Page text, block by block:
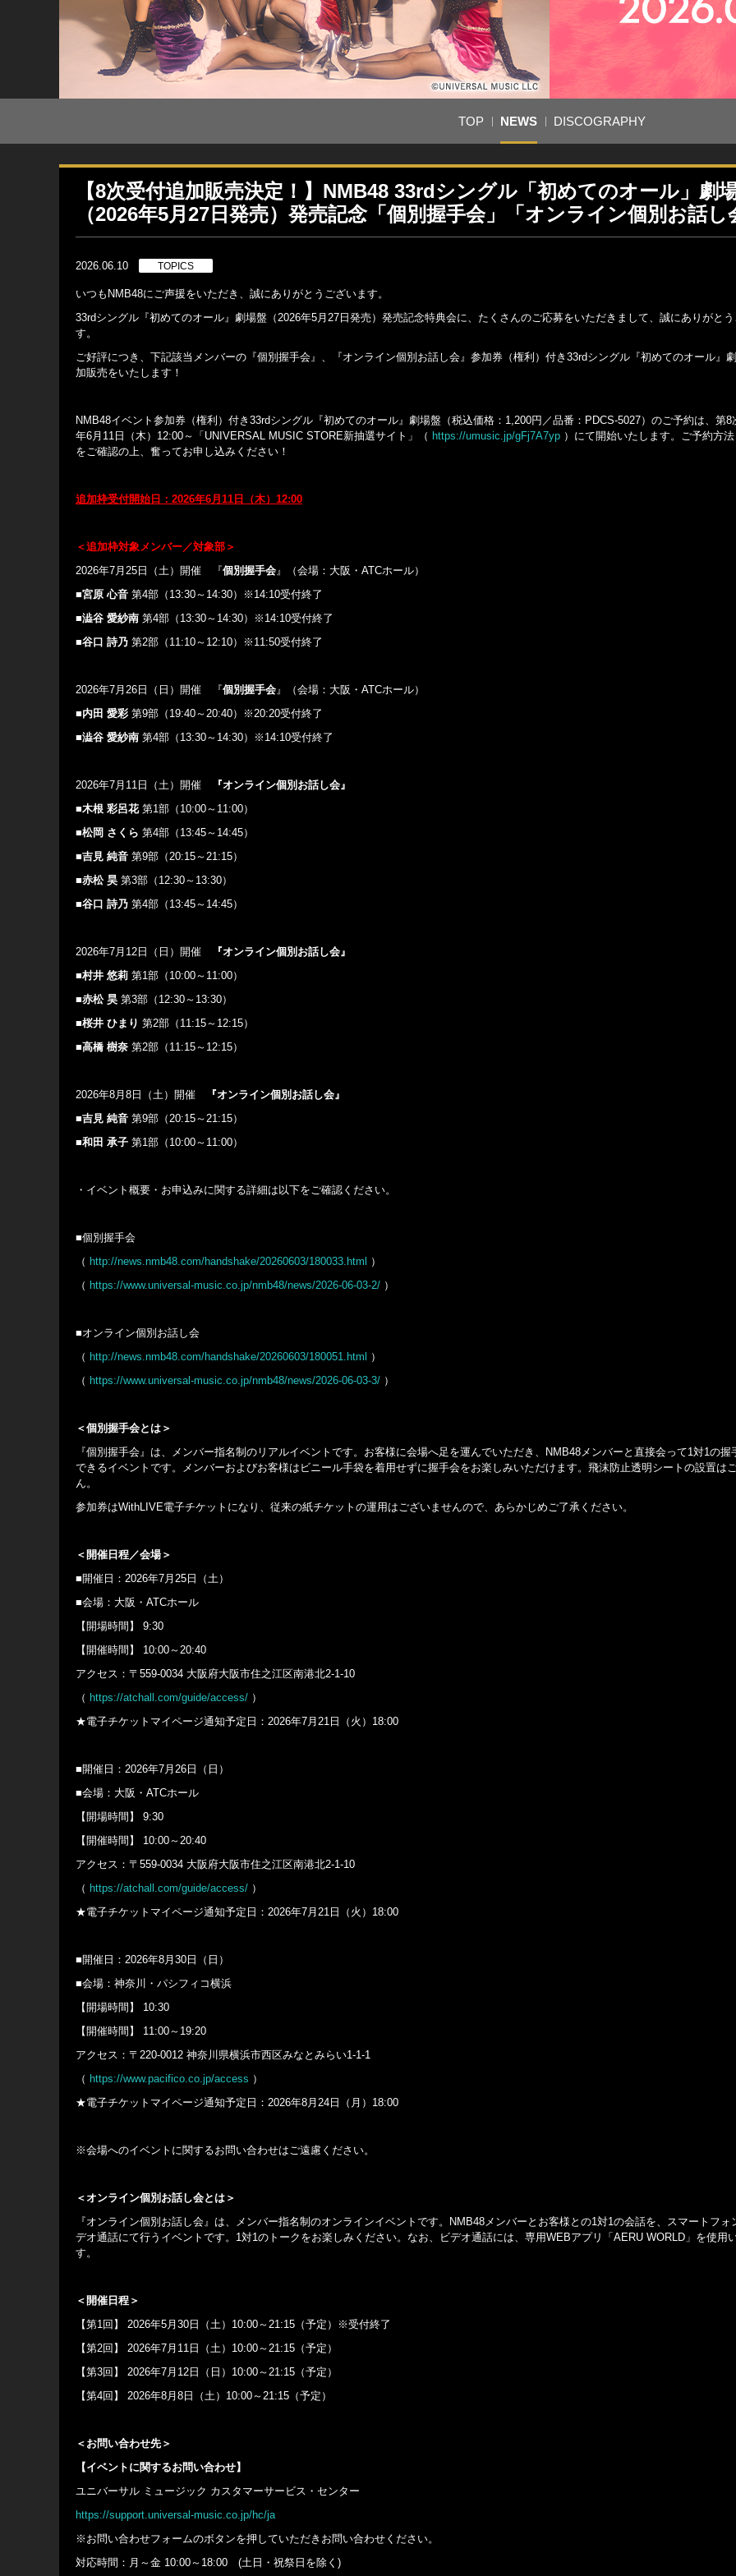
TOP NEWS DISCOGRAPHY
【8次受付追加販売決定！】NMB48 33rdシングル「初めてのオール」劇
（2026年5月27日発売）発売記念「個別握手会」「オンライン個別お話し
2026.06.10 TOPICS
いつもNMB48にご声援をいただき、誠にありがとうございます。
33rdシングル『初めてのオール』劇場盤（2026年5月27日発売）発売記念特典会に、たくさんのご応募をいただきまして、誠にありがとう
す。
ご好評につき、下記該当メンバーの『個別握手会』、『オンライン個別お話し会』参加券（権利）付き33rdシングル『初めてのオール』
加販売をいたします！
NMB48イベント参加券（権利）付き33rdシングル『初めてのオール』劇場盤（税込価格：1,200円／品番：PDCS-5027）のご予約は、第8
年6月11日（木）12:00～「UNIVERSAL MUSIC STORE新抽選サイト」（ https://umusic.jp/gFj7A7yp ）にて開始いたします。ご予約方
をご確認の上、奮ってお申し込みください！
追加枠受付開始日： 2026年6月 11 日 （木） 12:00
＜追加枠対象メンバー／対象部＞
2026年7月25日（土）開催 『個別握手会』（会場：大阪・ATCホール）
■宮原 心音 第4部（13:30～14:30）※14:10受付終了
■澁谷 愛紗南 第4部（13:30～14:30）※14:10受付終了
■谷口 詩乃 第2部（11:10～12:10）※11:50受付終了
2026年7月26日（日）開催 『個別握手会』（会場：大阪・ATCホール）
■内田 愛彩 第9部（19:40～20:40）※20:20受付終了
■澁谷 愛紗南 第4部（13:30～14:30）※14:10受付終了
2026年7月11日（土）開催
『オンライン個別お話し会』
■木根 彩呂花第1部（10:00～11:00）
■松岡 さくら 第4部（13:45～14:45）
■吉見 純音 第9部（20:15～21:15）
■赤松 昊 第3部（12:30～13:30）
■谷口 詩乃 第4部（13:45～14:45）
2026年7月12日（日）開催
『オンライン個別お話し会』
■村井 悠莉 第1部（10:00～11:00）
■赤松 昊 第3部（12:30～13:30）
■桜井 ひまり 第2部（11:15～12:15）
■高橋 樹奈 第2部（11:15～12:15）
2026年8月8日（土）開催
『オンライン個別お話し会』
■吉見 純音 第9部（20:15～21:15）
■和田 承子 第1部（10:00～11:00）
・イベント概要・お申込みに関する詳細は以下をご確認ください。
■個別握手会
（ http://news.nmb48.com/handshake/20260603/180033.html
）
（ https://www.universal-music.co.jp/nmb48/news/2026-06-03-2/ ）
■オンライン個別お話し会
（ http://news.nmb48.com/handshake/20260603/180051.html
）
（ https://www.universal-music.co.jp/nmb48/news/2026-06-03-3/ ）
＜個別握手会とは＞
『個別握手会』は、メンバー指名制のリアルイベントです。お客様に会場へ足を運んでいただき、NMB48メンバーと直接会って1対1の握
できるイベントです。メンバーおよびお客様はビニール手袋を着用せずに握手会をお楽しみいただけます。飛沫防止透明シートの設置は
ん。
参加券はWithLIVE電子チケットになり、従来の紙チケットの運用はございませんので、あらかじめご了承ください。
＜開催日程／会場＞
■開催日：2026年7月25日（土）
■会場：大阪・ATCホール
【開場時間】 9:30
【開催時間】 10:00～20:40
アクセス：〒559-0034 大阪府大阪市住之江区南港北2-1-10
（ https://atchall.com/guide/access/ ）
★電子チケットマイページ通知予定日：2026年7月21日（火）18:00
■開催日：2026年7月26日（日）
■会場：大阪・ATCホール
【開場時間】 9:30
【開催時間】 10:00～20:40
アクセス：〒559-0034 大阪府大阪市住之江区南港北2-1-10
（ https://atchall.com/guide/access/ ）
★電子チケットマイページ通知予定日：2026年7月21日（火）18:00
■開催日：2026年8月30日（日）
■会場：神奈川・パシフィコ横浜
【開場時間】 10:30
【開催時間】 11:00～19:20
アクセス：〒220-0012 神奈川県横浜市西区みなとみらい1-1-1
（ https://www.pacifico.co.jp/access ）
★電子チケットマイページ通知予定日：2026年8月24日（月）18:00
※会場へのイベントに関するお問い合わせはご遠慮ください。
＜オンライン個別お話し会とは＞
『オンライン個別お話し会』は、メンバー指名制のオンラインイベントです。NMB48メンバーとお客様との1対1の会話を、スマートフォ
デオ通話にて行うイベントです。1対1のトークをお楽しみください。なお、ビデオ通話には、専用WEBアプリ「AERU WORLD」を使用
す。
＜開催日程＞
【第1回】 2026年5月30日（土）10:00～21:15（予定）※受付終了
【第2回】 2026年7月11日（土）10:00～21:15（予定）
【第3回】 2026年7月12日（日）10:00～21:15（予定）
【第4回】 2026年8月8日（土）10:00～21:15（予定）
＜お問い合わせ先＞
【イベントに関するお問い合わせ】
ユニバーサル ミュージック カスタマーサービス・センター
https://support.universal-music.co.jp/hc/ja
※お問い合わせフォームのボタンを押していただきお問い合わせください。
対応時間：月～金 10:00～18:00 (土日・祝祭日を除く)